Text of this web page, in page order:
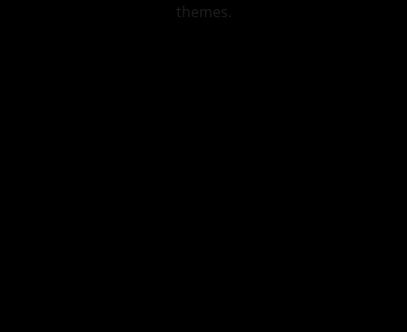
themes.